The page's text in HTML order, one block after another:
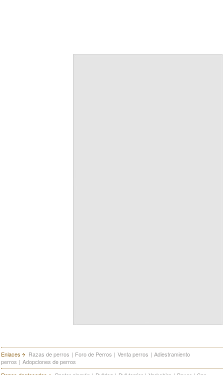
Enlaces Razas de perros | Foro de Perros | Venta perros | Adiestramiento
perros | Adopciones de perros